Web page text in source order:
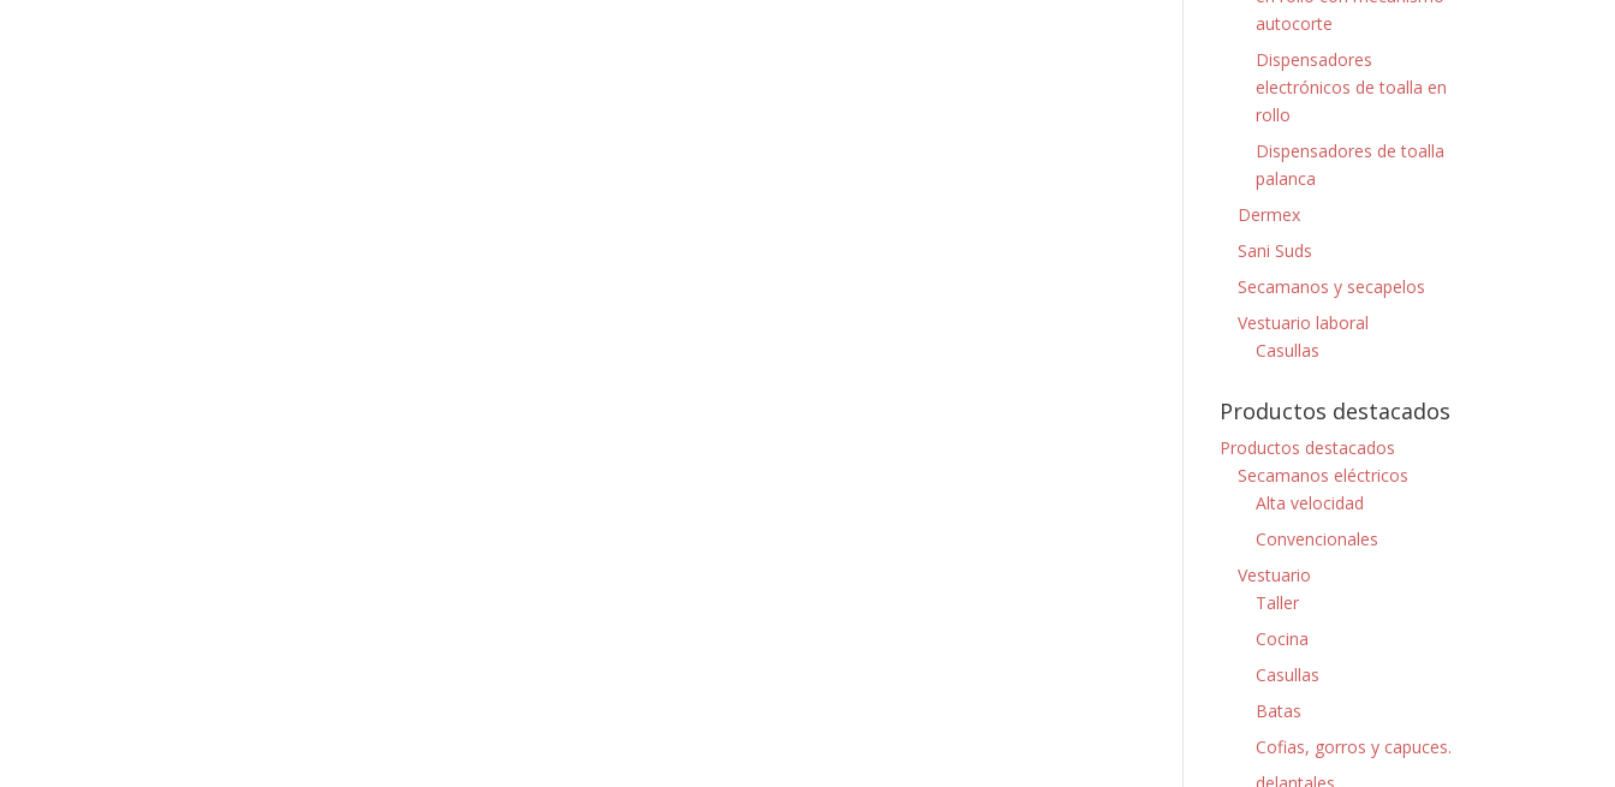
autocorte
Dispensadores
electrónicos de toalla en
rollo
Dispensadores de toalla
palanca
Dermex
Sani Suds
Secamanos y secapelos
Vestuario laboral
Casullas
Productos destacados
Productos destacados
Secamanos eléctricos
Alta velocidad
Convencionales
Vestuario
Taller
Cocina
Casullas
Batas
Cofias, gorros y capuces.